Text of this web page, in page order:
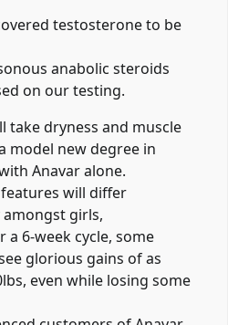
testosterone to be
anabolic steroids
on our testing.
take dryness and muscle
model new degree in
Anavar alone.
will differ
girls,
a 6-week cycle, some
glorious gains of as
even while losing some